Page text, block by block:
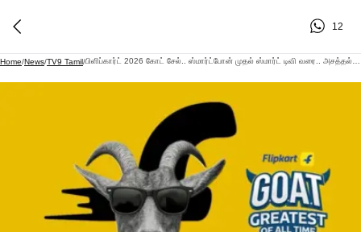
12
Home/News/TV9 Tamil/